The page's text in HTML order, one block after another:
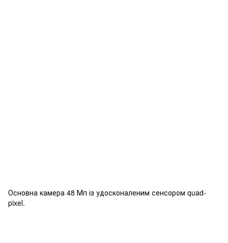
Основна камера 48 Мп із удосконаленим сенсором quad-
pixel.